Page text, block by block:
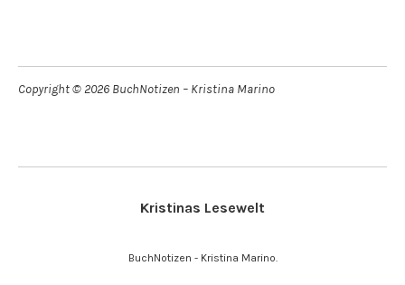
Copyright © 2026 BuchNotizen – Kristina Marino
Kristinas Lesewelt
BuchNotizen - Kristina Marino